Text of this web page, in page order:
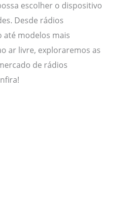
escolher o dispositivo
Desde rádios
até modelos mais
ar livre, exploraremos as
de rádios